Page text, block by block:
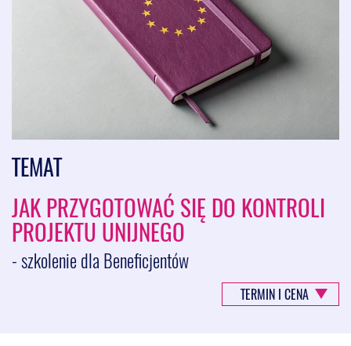
TEMAT
JAK PRZYGOTOWAĆ SIĘ DO KONTROLI
PROJEKTU UNIJNEGO
- szkolenie dla Beneficjentów
TERMIN I CENA